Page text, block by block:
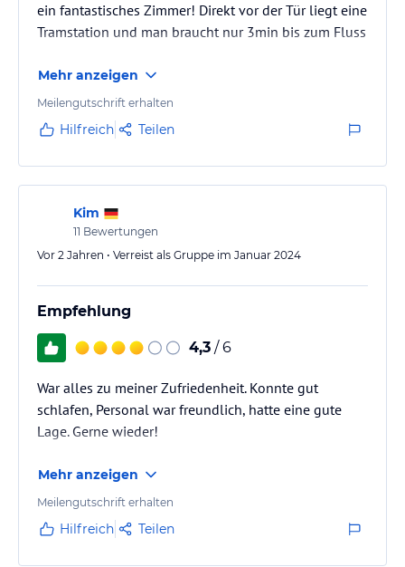
ein fantastisches Zimmer! Direkt vor der Tür liegt eine
Tramstation und man braucht nur 3min bis zum Fluss
Mehr anzeigen
Meilengutschrift erhalten
Hilfreich Teilen
Kim
11 Bewertungen
Vor 2 Jahren • Verreist als Gruppe im Januar 2024
Empfehlung
4,3 / 6
War alles zu meiner Zufriedenheit. Konnte gut
schlafen, Personal war freundlich, hatte eine gute
Lage. Gerne wieder!
Mehr anzeigen
Meilengutschrift erhalten
Hilfreich Teilen